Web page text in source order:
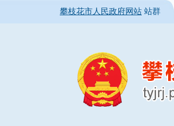
攀枝花市人民政府网站 站群